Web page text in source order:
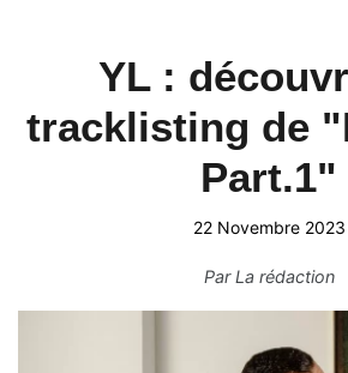
YL :
tracklisting de
Part.1"
22 Novembre 2023
ParLa rédaction